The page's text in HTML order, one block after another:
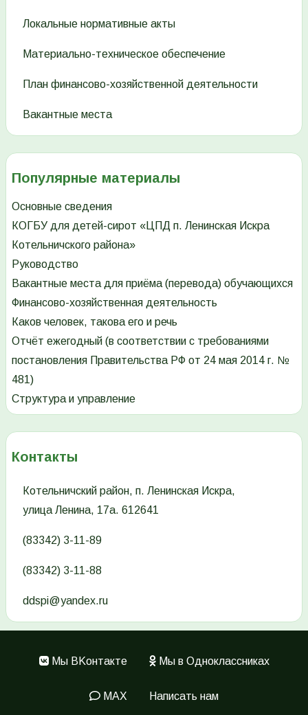
Локальные нормативные акты
Материально-техническое обеспечение
План финансово-хозяйственной деятельности
Вакантные места
Популярные материалы
Основные сведения
КОГБУ для детей-сирот «ЦПД п. Ленинская Искра
Котельничского района»
Руководство
Вакантные места для приёма (перевода) обучающихся
Финансово-хозяйственная деятельность
Каков человек, такова его и речь
Отчёт ежегодный (в соответствии с требованиями
постановления Правительства РФ от 24 мая 2014 г. №
481)
Структура и управление
Контакты
Котельничский район, п. Ленинская Искра,
улица Ленина, 17а. 612641
(83342) 3-11-89
(83342) 3-11-88
ddspi@yandex.ru
Меню
Мы ВKонтакте Мы в Одноклассниках
MAX Написать нам